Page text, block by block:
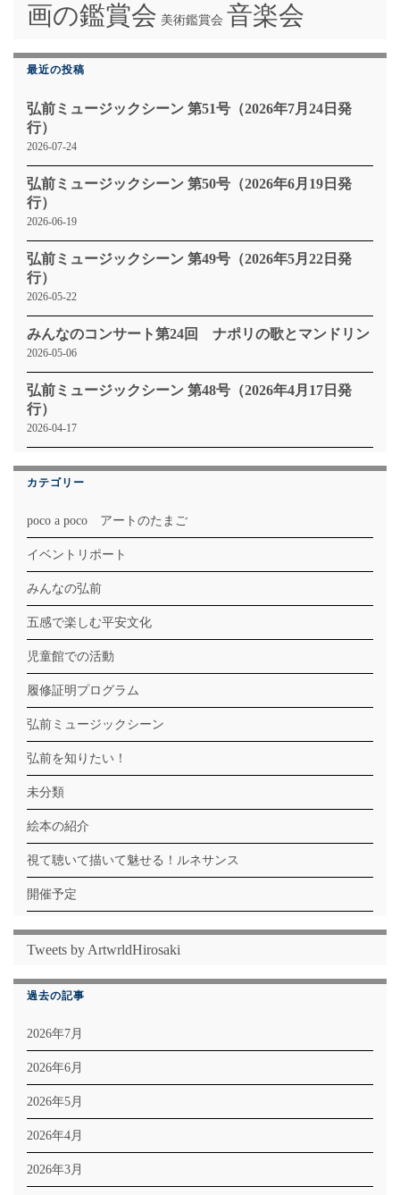
画の鑑賞会 美術鑑賞会 音楽会
最近の投稿
弘前ミュージックシーン 第51号（2026年7月24日発
行）
2026-07-24
弘前ミュージックシーン 第50号（2026年6月19日発
行）
2026-06-19
弘前ミュージックシーン 第49号（2026年5月22日発
行）
2026-05-22
みんなのコンサート第24回 ナポリの歌とマンドリン
2026-05-06
弘前ミュージックシーン 第48号（2026年4月17日発
行）
2026-04-17
カテゴリー
poco a poco アートのたまご
イベントリポート
みんなの弘前
五感で楽しむ平安文化
児童館での活動
履修証明プログラム
弘前ミュージックシーン
弘前を知りたい！
未分類
絵本の紹介
視て聴いて描いて魅せる！ルネサンス
開催予定
Tweets by ArtwrldHirosaki
過去の記事
2026年7月
2026年6月
2026年5月
2026年4月
2026年3月